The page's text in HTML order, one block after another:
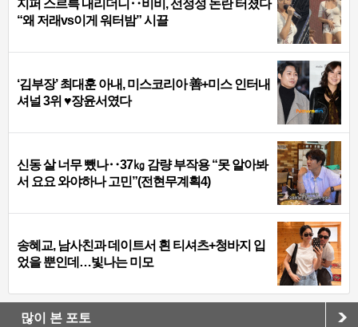
지퍼 스르륵 내리더니‥비비, 선정성 논란 터졌다
“왜 저래vs이게 워터밤” 시끌
‘김부장’ 최대훈 아내, 미스코리아 善+미스 인터내
셔널 3위 ♥장윤서였다
신동 살 너무 뺐나‥37㎏ 감량 부작용 “못 알아봐
서 요요 와야하나 고민”(전현무계획4)
송혜교, 남사친과 데이트서 흰 티셔츠+청바지 입
었을 뿐인데…빛나는 미모
많이 본 포토